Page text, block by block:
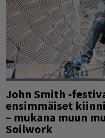
John Smith -
ensimmäiset
– mukana muun
Soilwork